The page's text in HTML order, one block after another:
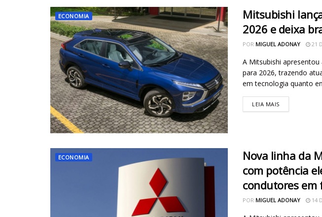
ECONOMIA
Mitsubishi
2026 e deixa
POR MIGUEL ADONAY 21
A Mitsubishi apresentou
para 2026, trazendo
em tecnologia quanto
LEIA MAIS
ECONOMIA
Nova linha da
com potência
condutores em
POR MIGUEL ADONAY 14